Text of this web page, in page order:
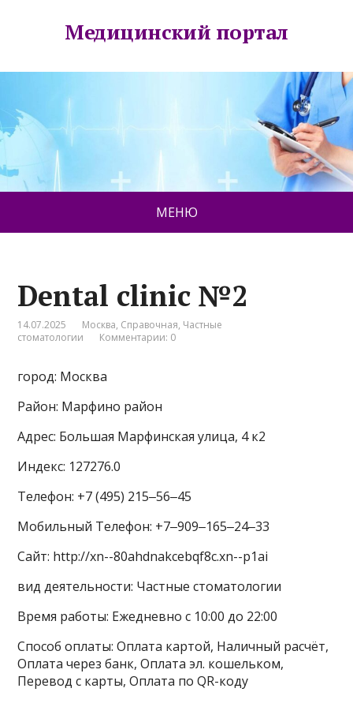
Медицинский портал
МЕНЮ
Dental clinic №2
14.07.2025 Москва, Справочная, Частные
стоматологии
Комментарии: 0
город: Москва
Район: Марфино район
Адрес: Большая Марфинская улица, 4 к2
Индекс: 127276.0
Телефон: +7 (495) 215‒56‒45
Мобильный Телефон: +7‒909‒165‒24‒33
Сайт: http://xn--80ahdnakcebqf8c.xn--p1ai
вид деятельности: Частные стоматологии
Время работы: Ежедневно с 10:00 до 22:00
Способ оплаты: Оплата картой, Наличный расчёт,
Оплата через банк, Оплата эл. кошельком,
Перевод с карты, Оплата по QR-коду